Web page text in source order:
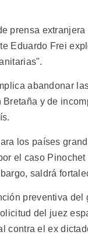
prensa
Eduardo Frei
abandonar
y de
los países
el caso
saldrá
preventiva
del juez
contra el ex